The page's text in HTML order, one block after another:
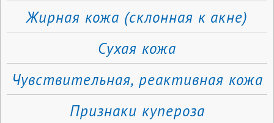
Жирная кожа (склонная к акне)
Сухая кожа
Чувствительная, реактивная кожа
Признаки купероза